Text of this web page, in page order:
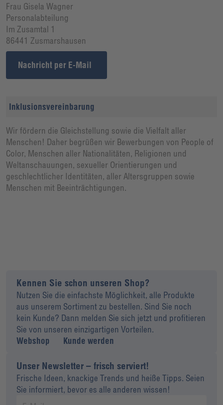
Frau Gisela Wagner
Personalabteilung
Im Zusamtal 1
86441 Zusmarshausen
Nachricht per E-Mail
Inklusionsvereinbarung
Wir fördern die Gleichstellung sowie die Vielfalt aller
Menschen! Daher begrüßen wir Bewerbungen von People of
Color, Menschen aller Nationalitäten, Religionen und
Weltanschauungen, sexueller Orientierungen und
geschlechtlicher Identitäten, aller Altersgruppen sowie
Menschen mit Beeinträchtigungen.
Kennen Sie schon unseren Shop?
Nutzen Sie die einfachste Möglichkeit, alle Produkte
aus unserem Sortiment zu bestellen. Sind Sie noch
kein Kunde? Dann melden Sie sich jetzt und profitieren
Sie von unseren einzigartigen Vorteilen.
Webshop
Kunde werden
Unser Newsletter – frisch serviert!
Frische Ideen, knackige Trends und heiße Tipps. Seien
Sie informiert, bevor es alle anderen wissen!